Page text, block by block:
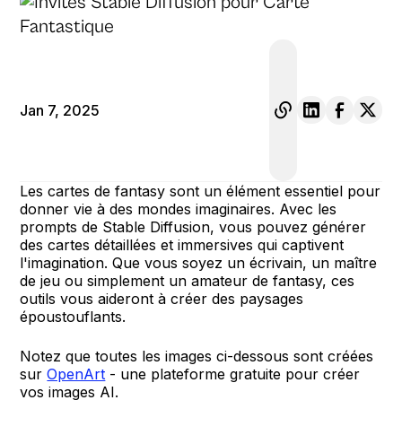
Jan 7, 2025
Les cartes de fantasy sont un élément essentiel pour
donner vie à des mondes imaginaires. Avec les
prompts de Stable Diffusion, vous pouvez générer
des cartes détaillées et immersives qui captivent
l'imagination. Que vous soyez un écrivain, un maître
de jeu ou simplement un amateur de fantasy, ces
outils vous aideront à créer des paysages
époustouflants.
Notez que toutes les images ci-dessous sont créées
surOpenArt - une plateforme gratuite pour créer
vos images AI.